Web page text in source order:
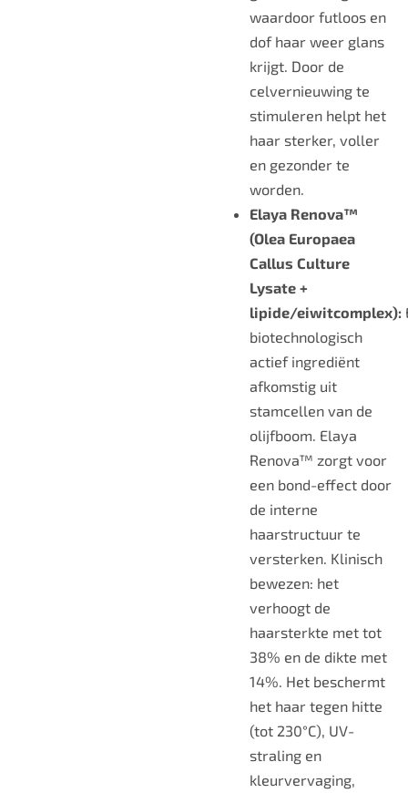
waardoor futloos en
dof haar weer glans
krijgt. Door de
celvernieuwing te
stimuleren helpt het
haar sterker, voller
en gezonder te
worden.
Elaya Renova™
(Olea Europaea
Callus Culture
Lysate +
lipide/eiwitcomplex):
biotechnologisch
actief ingrediënt
afkomstig uit
stamcellen van de
olijfboom. Elaya
Renova™ zorgt voor
een bond-effect door
de interne
haarstructuur te
versterken. Klinisch
bewezen: het
verhoogt de
haarsterkte met tot
38% en de dikte met
14%. Het beschermt
het haar tegen hitte
(tot 230°C), UV-
straling en
kleurvervaging,